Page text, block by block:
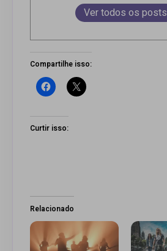
Ver todos os posts
Compartilhe isso:
Curtir isso:
Relacionado